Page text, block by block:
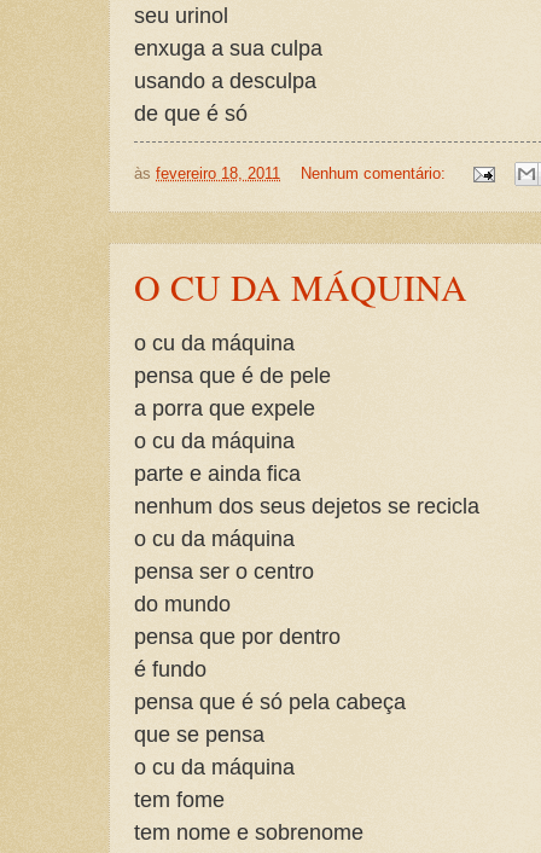
seu urinol
enxuga a sua culpa
usando a desculpa
de que é só
às fevereiro 18, 2011 Nenhum comentário:
O CU DA MÁQUINA
o cu da máquina
pensa que é de pele
a porra que expele
o cu da máquina
parte e ainda fica
nenhum dos seus dejetos se recicla
o cu da máquina
pensa ser o centro
do mundo
pensa que por dentro
é fundo
pensa que é só pela cabeça
que se pensa
o cu da máquina
tem fome
tem nome e sobrenome